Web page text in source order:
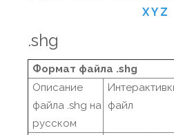
XY Z
.shg
Формат файла .shg
Описание
файла .shg на
русском
файл